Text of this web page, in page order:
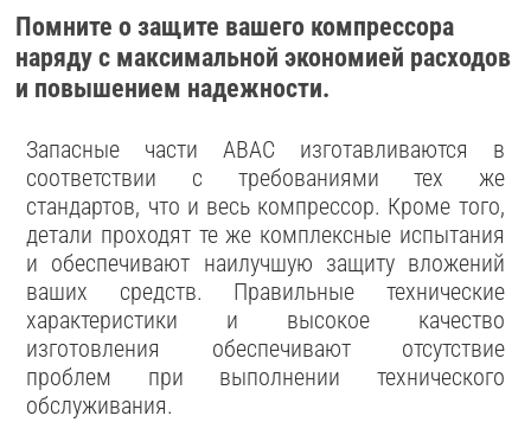
Помните о защите вашего компрессора
наряду с максимальной экономией расходов
и повышением надежности.
Запасные части ABAC изготавливаются в
соответствии с требованиями тех же
стандартов, что и весь компрессор. Кроме того,
детали проходят те же комплексные испытания
и обеспечивают наилучшую защиту вложений
ваших средств. Правильные технические
характеристики и высокое качество
изготовления обеспечивают отсутствие
проблем при выполнении технического
обслуживания.